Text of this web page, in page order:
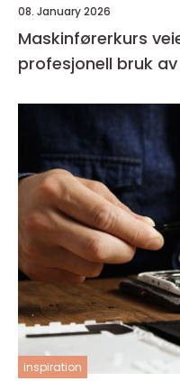
08. January 2026
Maskinførerkurs veien til trygg og
profesjonell bruk
inspiration